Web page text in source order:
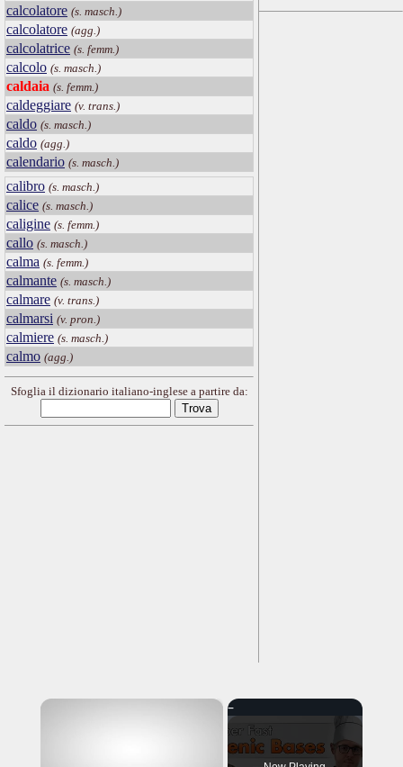
calcolatore (s. masch.)
calcolatore (agg.)
calcolatrice (s. femm.)
calcolo (s. masch.)
caldaia (s. femm.)
caldeggiare (v. trans.)
caldo (s. masch.)
caldo (agg.)
calendario (s. masch.)
calibro (s. masch.)
calice (s. masch.)
caligine (s. femm.)
callo (s. masch.)
calma (s. femm.)
calmante (s. masch.)
calmare (v. trans.)
calmarsi (v. pron.)
calmiere (s. masch.)
calmo (agg.)
Sfoglia il dizionario italiano-inglese a partire da:
×